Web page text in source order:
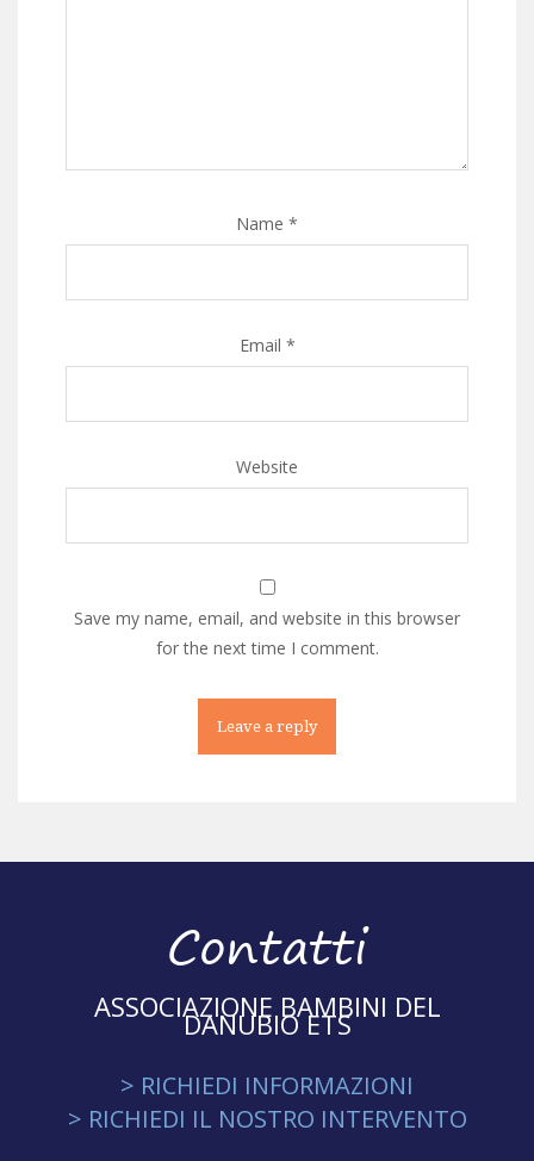
Name *
Email *
Website
Save my name, email, and website in this browser
for the next time I comment.
Contatti
ASSOCIAZIONE BAMBINI DEL
DANUBIO ETS
> RICHIEDI INFORMAZIONI
> RICHIEDI IL NOSTRO INTERVENTO